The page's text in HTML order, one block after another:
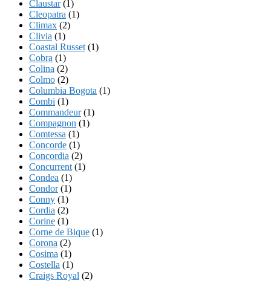
Claustar(1)
Cleopatra (1)
Climax (2)
Clivia (1)
Coastal Russet (1)
Cobra (1)
Colina (2)
Colmo (2)
Columbia Bogota (1)
Combi (1)
Commandeur(1)
Compagnon (1)
Comtessa (1)
Concorde (1)
Concordia (2)
Concurrent (1)
Condea (1)
Condor(1)
Conny (1)
Cordia (2)
Corine (1)
Corne de Bique (1)
Corona (2)
Cosima (1)
Costella (1)
Craigs Royal (2)